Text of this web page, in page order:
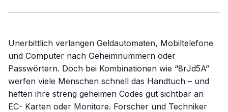
Unerbittlich verlangen Geldautomaten, Mobiltelefone
und Computer nach Geheimnummern oder
Passwörtern. Doch bei Kombinationen wie “8rJd5A”
werfen viele Menschen schnell das Handtuch – und
heften ihre streng geheimen Codes gut sichtbar an
EC- Karten oder Monitore. Forscher und Techniker